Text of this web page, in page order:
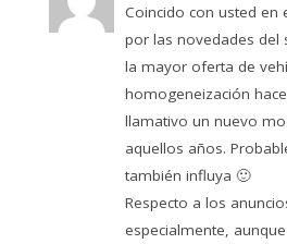
Coincido con usted en
por las novedades del
la mayor oferta de
homogeneización
llamativo un nuevo
aquellos años.
también influya 🙂
Respecto a los
especialmente,